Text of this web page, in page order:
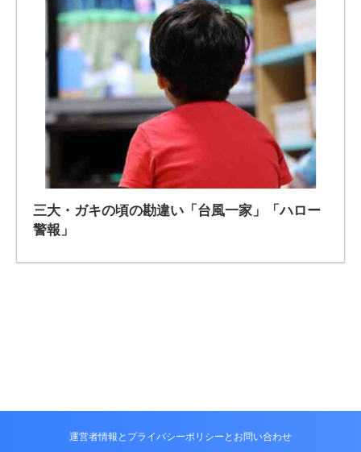
三大・ガキの頃の勘違い「台風一家」「ハロー
警報」
運営者情報とプライバシーポリシーとお問い合わせ